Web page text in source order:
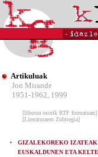
Artikuluak
Jon Mirande
1951-1962, 1999
[liburua osorik RTF formatuan]
[Literaturaren Zubitegia]
GIZALEKOREKO IZATEAK
EUSKALDUNEN ETA